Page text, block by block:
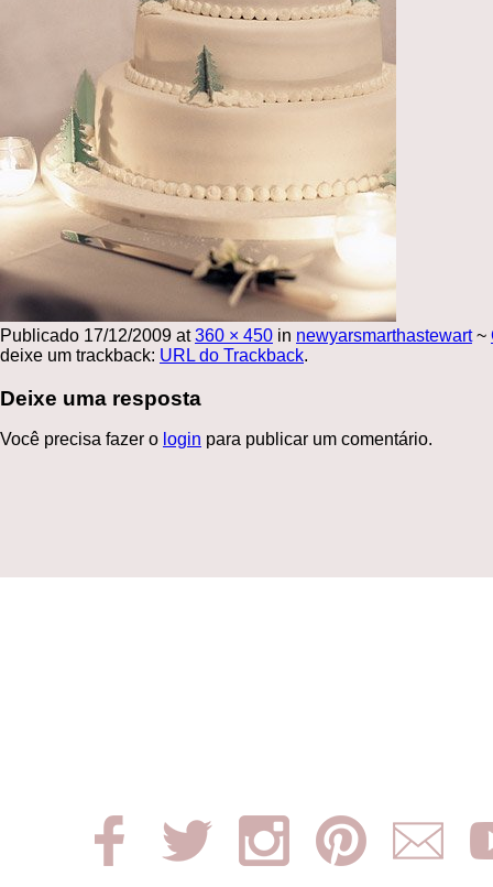
Publicado 17/12/2009 at360 × 450 in newyarsmarthastewart ~
deixe um trackback: URL do Trackback.
Deixe uma resposta
Você precisa fazer o login para publicar um comentário.